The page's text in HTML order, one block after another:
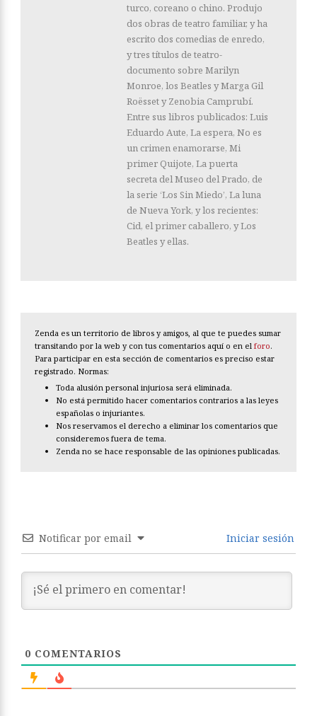
turco, coreano o chino. Produjo
dos obras de teatro familiar, y ha
escrito dos comedias de enredo,
y tres títulos de teatro-
documento sobre Marilyn
Monroe, los Beatles y Marga Gil
Roësset y Zenobia Camprubí.
Entre sus libros publicados: Luis
Eduardo Aute, La espera, No es
un crimen enamorarse, Mi
primer Quijote, La puerta
secreta del Museo del Prado, de
la serie ‘Los Sin Miedo’, La luna
de Nueva York, y los recientes:
Cid, el primer caballero, y Los
Beatles y ellas.
Zenda es un territorio de libros y amigos, al que te puedes sumar
transitando por la web y con tus comentarios aquí o en el foro.
Para participar en esta sección de comentarios es preciso estar
registrado. Normas:
Toda alusión personal injuriosa será eliminada.
No está permitido hacer comentarios contrarios a las leyes
españolas o injuriantes.
Nos reservamos el derecho a eliminar los comentarios que
consideremos fuera de tema.
Zenda no se hace responsable de las opiniones publicadas.
Notificar por email Iniciar sesión
0 COMENTARIOS